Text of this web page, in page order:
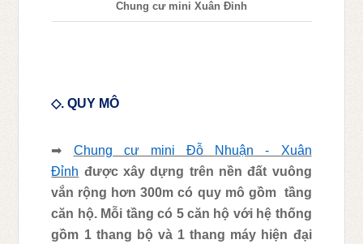
Chung cư mini Xuân Đỉnh
◇. QUY MÔ
➡
Chung cư mini Đỗ Nhuận - Xuân
Đỉnh được xây dựng trên nền đất vuông
vắn rộng hơn 300m có quy mô gồm tầng
căn hộ. Mỗi tầng có 5 căn hộ với hệ thống
gồm 1 thang bộ và 1 thang máy hiện đại